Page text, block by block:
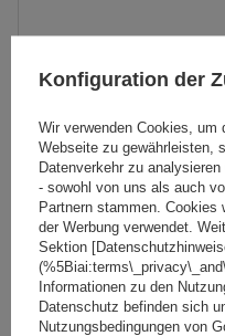
Mont Blanc Supra 2
Konfiguration der
Wir verwenden Cookies, um
Webseite zu gewährleisten,
Datenverkehr zu
- sowohl von uns als auch
Partnern stammen. Cookies
der Werbung verwendet.
Sektion
Informationen zu den
Datenschutz befinden sich
Nutzungsbedingungen von